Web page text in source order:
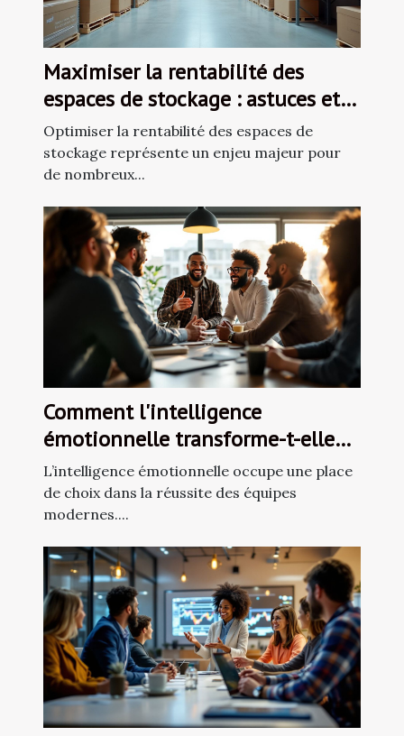
Maximiser la rentabilité des
espaces de stockage : astuces et
stratégies
Optimiser la rentabilité des espaces de
stockage représente un enjeu majeur pour
de nombreux...
Comment l'intelligence
émotionnelle transforme-t-elle
les dynamiques d'équipe ?
L’intelligence émotionnelle occupe une place
de choix dans la réussite des équipes
modernes....